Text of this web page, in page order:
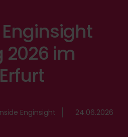
2026 im
Enginsight 24.06.2026